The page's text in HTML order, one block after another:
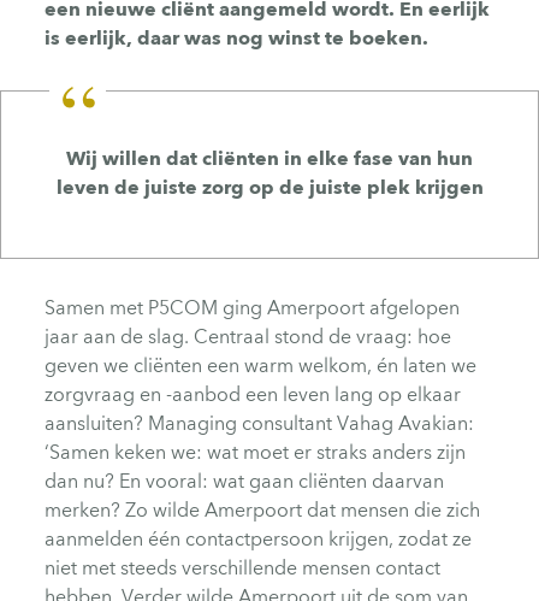
een nieuwe cliënt aangemeld wordt. En eerlijk
is eerlijk, daar was nog winst te boeken.
Wij willen dat cliënten in elke fase van hun
leven de juiste zorg op de juiste plek krijgen
Samen met P5COM ging Amerpoort afgelopen
jaar aan de slag. Centraal stond de vraag: hoe
geven we cliënten een warm welkom, én laten we
zorgvraag en -aanbod een leven lang op elkaar
aansluiten? Managing consultant Vahag Avakian:
‘Samen keken we: wat moet er straks anders zijn
dan nu? En vooral: wat gaan cliënten daarvan
merken? Zo wilde Amerpoort dat mensen die zich
aanmelden één contactpersoon krijgen, zodat ze
niet met steeds verschillende mensen contact